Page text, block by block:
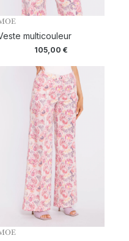
multicouleur
105,00 €